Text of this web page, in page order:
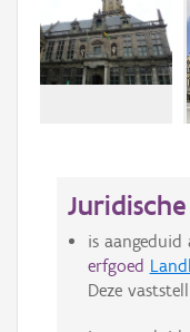
is aangeduid
erfgoed
Deze